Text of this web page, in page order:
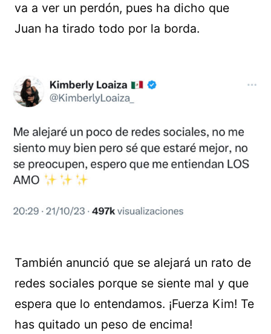
va a ver un perdón, pues ha dicho que
Juan ha tirado todo por la borda.
También anunció que se alejará un rato de
redes sociales porque se siente mal y que
espera que lo entendamos. ¡Fuerza Kim! Te
has quitado un peso de encima!